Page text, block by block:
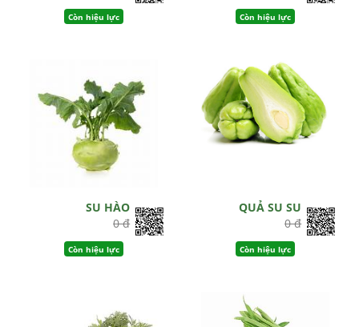
Còn hiệu lực Còn hiệu lực
SU HÀO
0 đ
Còn hiệu lực
QUẢ SU SU
0 đ
Còn hiệu lực